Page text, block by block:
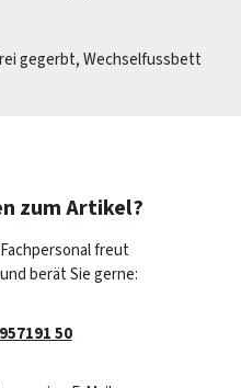
gegerbt, Wechselfussbett
zum Artikel?
freut
berät Sie gerne:
50